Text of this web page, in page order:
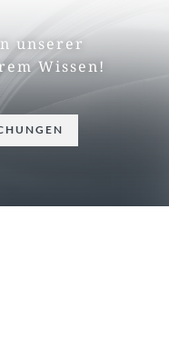
unserer
Wissen!